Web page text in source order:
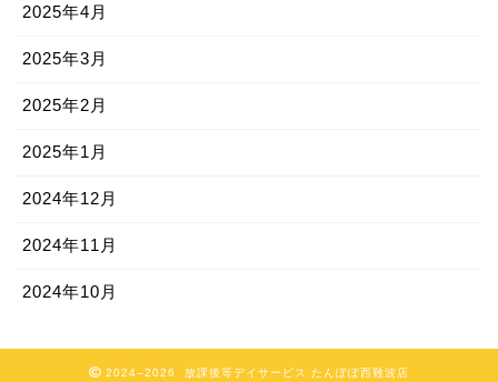
2025年4月
2025年3月
2025年2月
2025年1月
2024年12月
2024年11月
2024年10月
2024–2026 放課後等デイサービス たんぽぽ西難波店